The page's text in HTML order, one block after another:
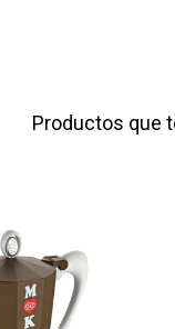
Productos que